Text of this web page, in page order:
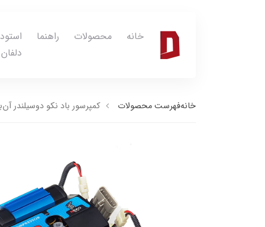
خانه محصولات راهنما
دلفان
خانهفهرست محصولات کمپرسور باد نکو دوسیلندر